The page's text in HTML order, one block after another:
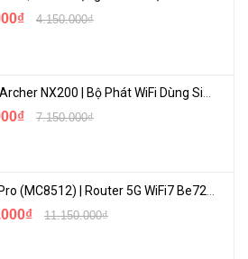
4.150.000₫
7.150.000₫
11.150.000₫